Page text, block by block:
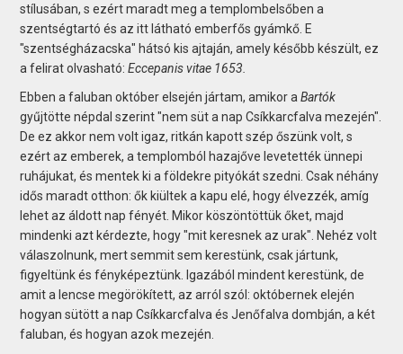
stílusában, s ezért maradt meg a templombelsőben a
szentségtartó és az itt látható emberfős gyámkő. E
"szentségházacska" hátsó kis ajtaján, amely később készült, ez
a felirat olvasható:Eccepanis vitae 1653.
Ebben a faluban október elsején jártam, amikor aBartók
gyűjtötte népdal szerint "nem süt a nap Csíkkarcfalva mezején".
De ez akkor nem volt igaz, ritkán kapott szép őszünk volt, s
ezért az emberek, a templomból hazajőve levetették ünnepi
ruhájukat, és mentek ki a földekre pityókát szedni. Csak néhány
idős maradt otthon: ők kiültek a kapu elé, hogy élvezzék, amíg
lehet az áldott nap fényét. Mikor köszöntöttük őket, majd
mindenki azt kérdezte, hogy "mit keresnek az urak". Nehéz volt
válaszolnunk, mert semmit sem kerestünk, csak jártunk,
figyeltünk és fényképeztünk. Igazából mindent kerestünk, de
amit a lencse megörökített, az arról szól: októbernek elején
hogyan sütött a nap Csíkkarcfalva és Jenőfalva dombján, a két
faluban, és hogyan azok mezején.